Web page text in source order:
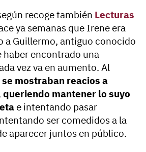
recoge también Lecturas
ya semanas que Irene era
a Guillermo, antiguo conocido
haber encontrado una
vez va en aumento. Al
se mostraban reacios a
mantener lo suyo
e intentando pasar
ser comedidos a la
aparecer juntos en público.